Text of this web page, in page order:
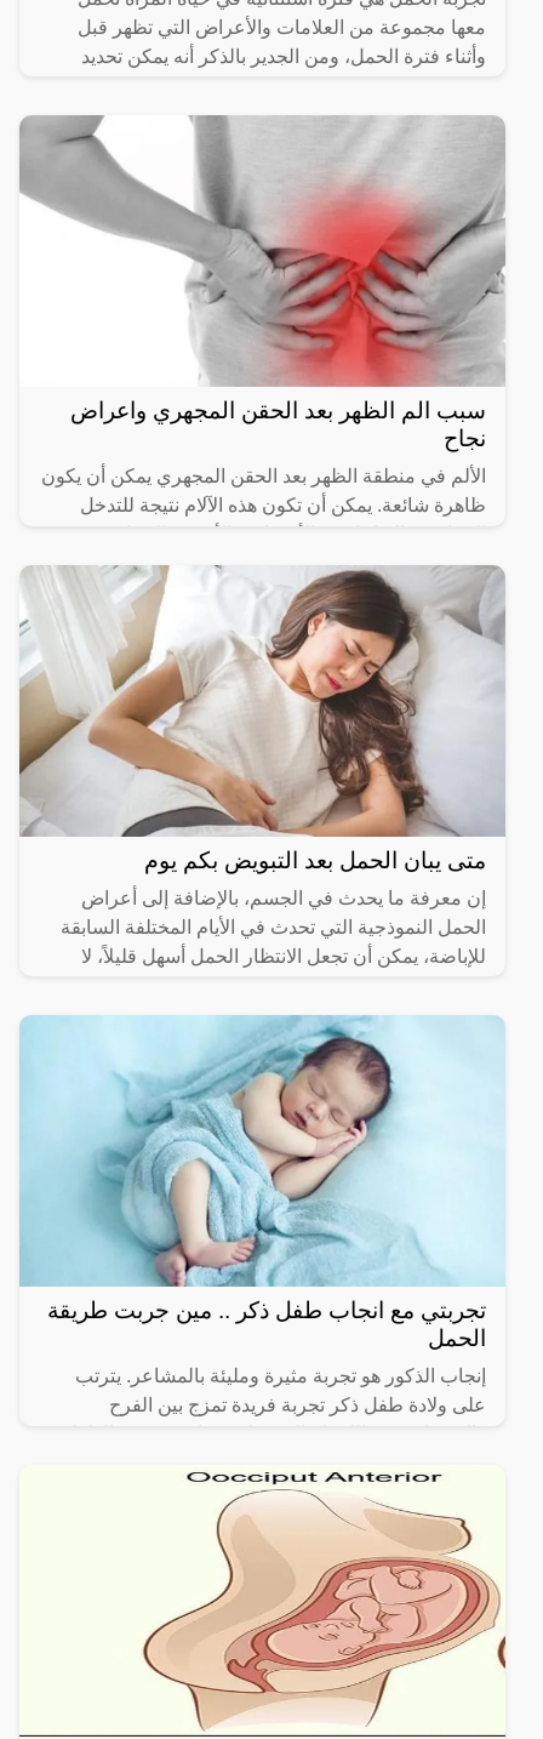
معها مجموعة من العلامات والأعراض التي تظهر قبل
وأثناء فترة الحمل، ومن الجدير بالذكر أنه يمكن تحديد
سبب الم الظهر بعد الحقن المجهري واعراض
نجاح
الألم في منطقة الظهر بعد الحقن المجهري يمكن أن يكون
ظاهرة شائعة. يمكن أن تكون هذه الآلام نتيجة للتدخل
تتفاوت
متى يبان الحمل بعد التبويض بكم يوم
إن معرفة ما يحدث في الجسم، بالإضافة إلى أعراض
الحمل النموذجية التي تحدث في الأيام المختلفة السابقة
للإباضة، يمكن أن تجعل الانتظار الحمل أسهل قليلاً، لا
تجربتي مع انجاب طفل ذكر .. مين جربت طريقة
الحمل
إنجاب الذكور هو تجربة مثيرة ومليئة بالمشاعر. يترتب
على ولادة طفل ذكر تجربة فريدة تمزج بين الفرح